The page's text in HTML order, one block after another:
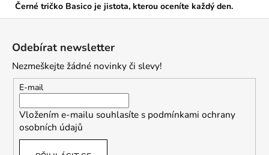
Černé tričko Basico je jistota, kterou oceníte každý den.
Odebírat newsletter
Nezmeškejte žádné novinky či slevy!
E-mail
Vložením e-mailu souhlasíte s podmínkami ochrany
osobních údajů